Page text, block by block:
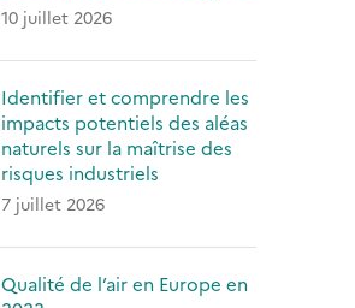
10 juillet 2026
Identifier et comprendre les
impacts potentiels des aléas
naturels sur la maîtrise des
risques industriels
7 juillet 2026
Qualité de l’air en Europe en